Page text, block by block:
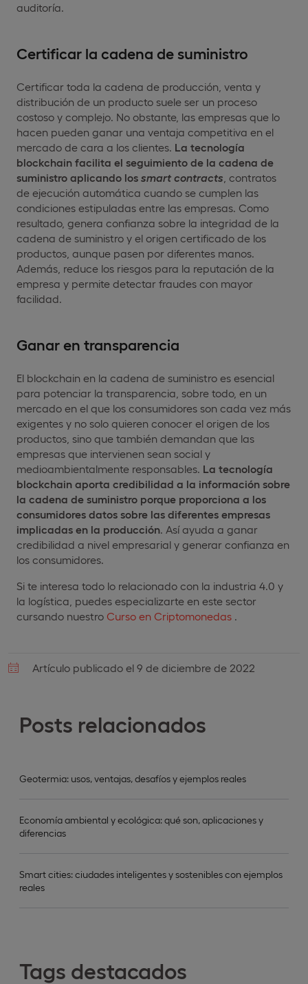
Posts relacionados
Geotermia: usos, ventajas, desafíos y ejemplos reales
Economía ambiental y ecológica: qué son, aplicaciones y
diferencias
Smart cities: ciudades inteligentes y sostenibles con ejemplos
reales
Tags destacados
auditoría.
Certificar la cadena de suministro
Certificar toda la cadena de producción, venta y
distribución de un producto suele ser un proceso
costoso y complejo. No obstante, las empresas que lo
hacen pueden ganar una ventaja competitiva en el
mercado de cara a los clientes. La tecnología
blockchain facilita el seguimiento de la cadena de
suministro aplicando los smart contracts , contratos
de ejecución automática cuando se cumplen las
condiciones estipuladas entre las empresas. Como
resultado, genera confianza sobre la integridad de la
cadena de suministro y el origen certificado de los
productos, aunque pasen por diferentes manos.
Además, reduce los riesgos para la reputación de la
empresa y permite detectar fraudes con mayor
facilidad.
Ganar en transparencia
El blockchain en la cadena de suministro es esencial
para potenciar la transparencia, sobre todo, en un
mercado en el que los consumidores son cada vez más
exigentes y no solo quieren conocer el origen de los
productos, sino que también demandan que las
empresas que intervienen sean social y
medioambientalmente responsables. La tecnología
blockchain aporta credibilidad a la información sobre
la cadena de suministro porque proporciona a los
consumidores datos sobre las diferentes empresas
implicadas en la producción . Así ayuda a ganar
credibilidad a nivel empresarial y generar confianza en
los consumidores.
Si te interesa todo lo relacionado con la industria 4.0 y
la logística, puedes especializarte en este sector
cursando nuestro Curso en Criptomonedas
Artículo publicado el 9 de diciembre de 2022